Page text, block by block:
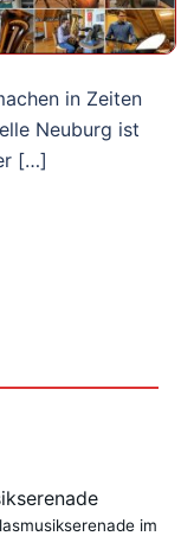
in Zeiten
Neuburg ist
[…]
im